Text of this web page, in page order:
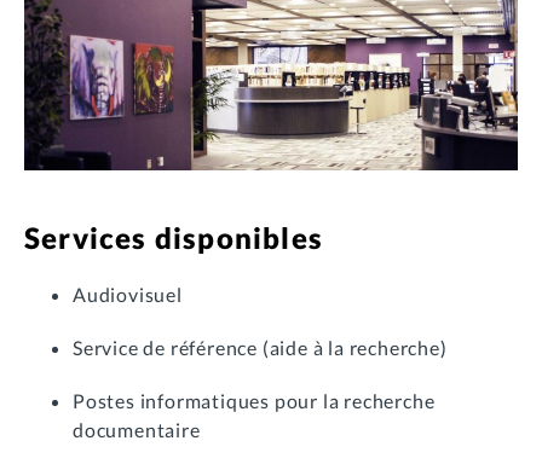
Services disponibles
Audiovisuel
Service de référence (aide à la recherche)
Postes informatiques pour la recherche
documentaire